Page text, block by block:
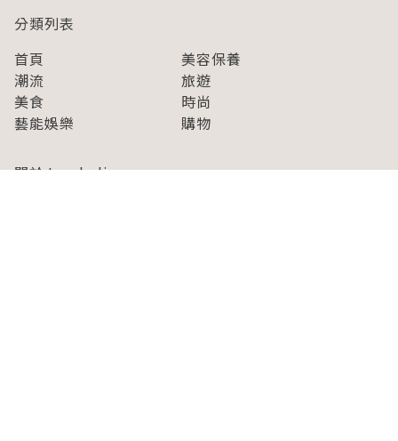
分類列表
首頁
美容保養
潮流
旅遊
美食
時尚
藝能娛樂
購物
關於Japaholic